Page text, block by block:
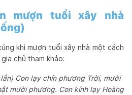
mượn tuổi xây nhà
khi mượn tuổi xây nhà một cách
chủ tham khảo:
Con lạy chín phương Trời, mười
mười phương. Con kính lạy Hoàng